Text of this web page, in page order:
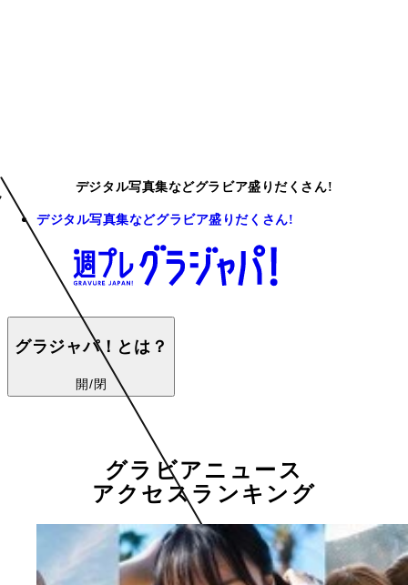
デジタル写真集などグラビア盛りだくさん!
デジタル写真集などグラビア盛りだくさん!
グラジャパ！とは？
開/閉
グラビアニュース
アクセスランキング